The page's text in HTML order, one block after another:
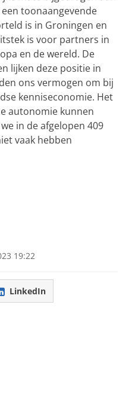
toonaangevende
is in Groningen en
is voor partners in
en de wereld. De
lijken deze positie in
ons vermogen om bij
kenniseconomie. Het
autonomie kunnen
in de afgelopen 409
vaak hebben
19:22
LinkedIn